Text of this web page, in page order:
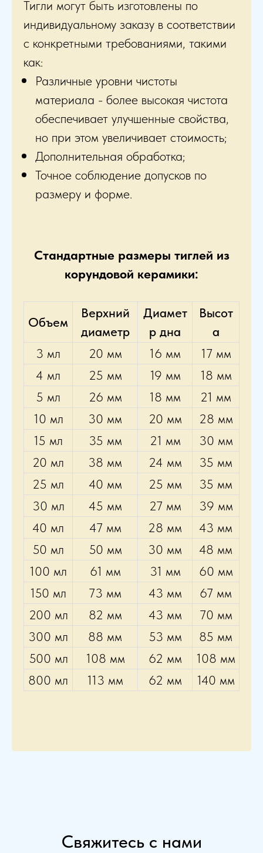
Тигли могут быть изготовлены по
индивидуальному заказу в соответствии
с конкретными требованиями, такими
как:
Различные уровни чистоты
материала - более высокая чистота
обеспечивает улучшенные свойства,
но при этом увеличивает стоимость;
Дополнительная обработка;
Точное соблюдение допусков по
размеру и форме.
Стандартные размеры тиглей из
корундовой керамики:
Объем
Верхний
диаметр
Диамет
р дна
Высот
а
3 мл
20 мм 16 мм
17 мм
4 мл
25 мм 19 мм
18 мм
5 мл
26 мм 18 мм
21 мм
10 мл
30 мм 20 мм
28 мм
15 мл
35 мм 21 мм
30 мм
20 мл
38 мм 24 мм
35 мм
25 мл
40 мм 25 мм
35 мм
30 мл
45 мм 27 мм
39 мм
40 мл
47 мм 28 мм
43 мм
50 мл
50 мм 30 мм
48 мм
100 мл
61 мм 31 мм
60 мм
150 мл
73 мм 43 мм
67 мм
200 мл
82 мм 43 мм
70 мм
300 мл
88 мм 53 мм
85 мм
500 мл
108 мм 62 мм
108 мм
800 мл
113 мм 62 мм 140 мм
Свяжитесь с нами